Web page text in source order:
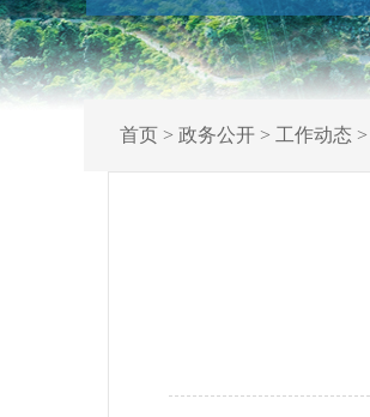
首页> 政务公开> 工作动态 >